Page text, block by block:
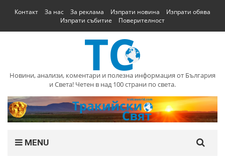
Контакт За нас За реклама Изпрати новина
Изпрати обява
Изпрати събитие
Поверителност
Новини, анализи, коментари и полезна информация от България
и Света! Четен в над 100 страни по света.
MENU